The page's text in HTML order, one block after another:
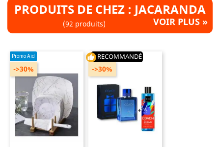
PRODUITS DE CHEZ : JACARANDA
(92 produits) VOIR PLUS »
Promo Aid
->30%
thumb_up RECOMMANDÉ
->30%